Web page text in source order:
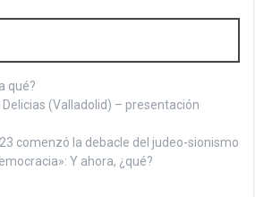
qué?
(Valladolid) – presentación
comenzó la debacle del judeo-sionismo
Y ahora, ¿qué?